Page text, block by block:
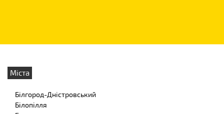
Міста
Білгород-Дністровський
Білопілля